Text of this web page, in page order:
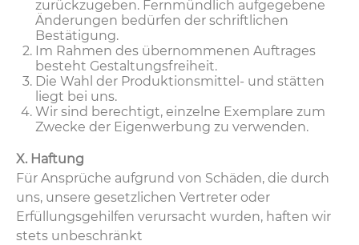
zurückzugeben. Fernmündlich aufgegebene
Änderungen bedürfen der schriftlichen
Bestätigung.
Im Rahmen des übernommenen Auftrages
besteht Gestaltungsfreiheit.
Die Wahl der Produktionsmittel- und stätten
liegt bei uns.
Wir sind berechtigt, einzelne Exemplare zum
Zwecke der Eigenwerbung zu verwenden.
X. Haftung
Für Ansprüche aufgrund von Schäden, die durch
uns, unsere gesetzlichen Vertreter oder
Erfüllungsgehilfen verursacht wurden, haften wir
stets unbeschränkt